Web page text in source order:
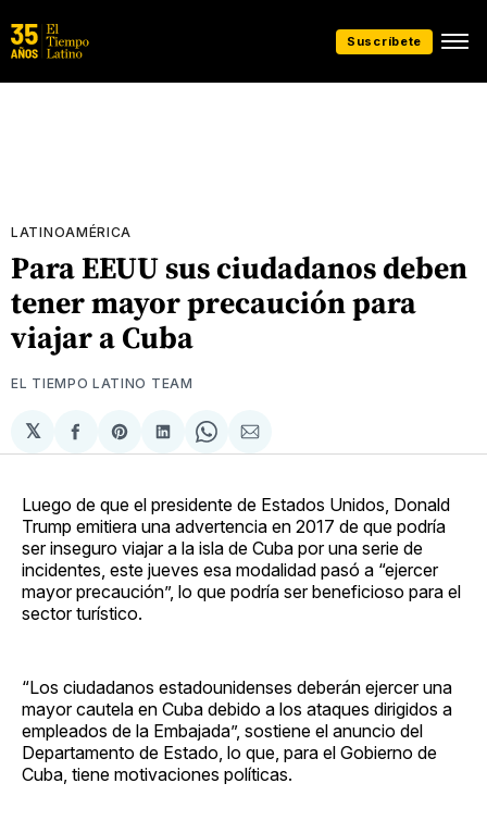
Suscríbete
LATINOAMÉRICA
Para EEUU sus ciudadanos deben
tener mayor precaución para
viajar a Cuba
EL TIEMPO LATINO TEAM
𝕏
Compartir
en
Share
on
Compartir
en
Share
on
Compartir
via
Luego de que el presidente de Estados Unidos, Donald
Trump emitiera una advertencia en 2017 de que podría
ser inseguro viajar a la isla de Cuba por una serie de
incidentes, este jueves esa modalidad pasó a “ejercer
mayor precaución”, lo que podría ser beneficioso para el
sector turístico.
“Los ciudadanos estadounidenses deberán ejercer una
mayor cautela en Cuba debido a los ataques dirigidos a
empleados de la Embajada”, sostiene el anuncio del
Departamento de Estado, lo que, para el Gobierno de
Cuba, tiene motivaciones políticas.